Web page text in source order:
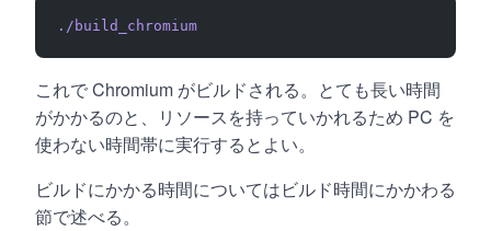
./build_chromium
これで Chromium がビルドされる。とても長い時間
がかかるのと、リソースを持っていかれるため PC を
使わない時間帯に実行するとよい。
ビルドにかかる時間についてはビルド時間にかかわる
節で述べる。